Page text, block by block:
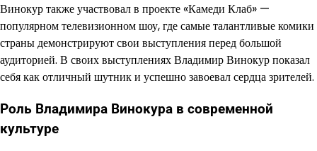
Винокур также участвовал в проекте «Камеди Клаб» —
популярном телевизионном шоу, где самые талантливые комики
страны демонстрируют свои выступления перед большой
аудиторией. В своих выступлениях Владимир Винокур показал
себя как отличный шутник и успешно завоевал сердца зрителей.
Роль Владимира Винокура в современной
культуре